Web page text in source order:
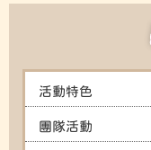
活動特色
團隊活動